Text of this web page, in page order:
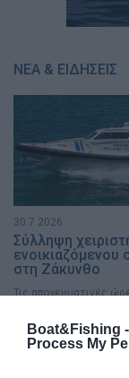
Boat&Fishing
Process My
ΝΕΑ & ΕΙΔΗΣΕΙΣ
30.7.2026
Σύλληψη
ενοικιαζόμενου
στη Ζάκυνθο
Τις απογευματινές
Ζακύνθου προέβησαν ...